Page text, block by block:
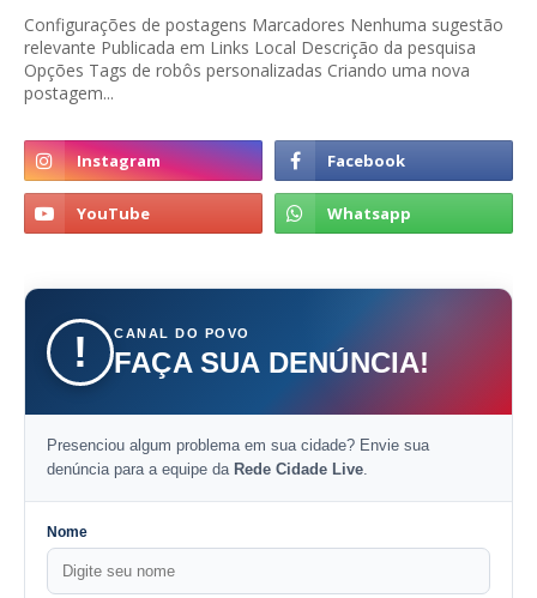
Configurações de postagens Marcadores Nenhuma sugestão
relevante Publicada em Links Local Descrição da pesquisa
Opções Tags de robôs personalizadas Criando uma nova
postagem...
! CANAL DO POVO
FAÇA SUA DENÚNCIA!
Presenciou algum problema em sua cidade? Envie sua
denúncia para a equipe da Rede Cidade Live.
Nome